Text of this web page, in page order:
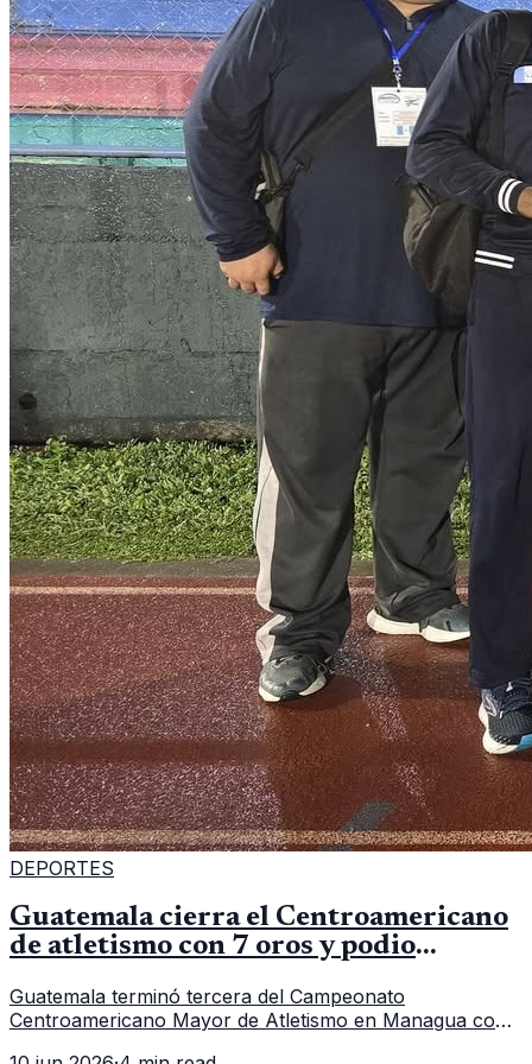
DEPORTES
Guatemala cierra el Centroamericano
de atletismo con 7 oros y podio
Guatemala terminó tercera del Campeonato
Centroamericano Mayor de Atletismo en Managua con